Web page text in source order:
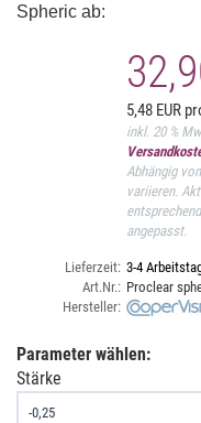
Spheric ab:
5,48 EUR
inkl. 20 %
Abhängig
variieren.
angepasst.
Lieferzeit: 3-4
Art.Nr.: Proclear
Hersteller:
Parameter wählen:
Stärke